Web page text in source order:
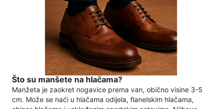
Što su manšete na hlačama?
Manžeta je zaokret nogavice prema van, obično visine 3-5
cm. Može se naći u hlačama odijela, flanelskim hlačama,